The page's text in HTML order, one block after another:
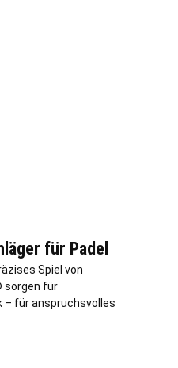
für Padel
Spiel von
sorgen für
– für anspruchsvolles